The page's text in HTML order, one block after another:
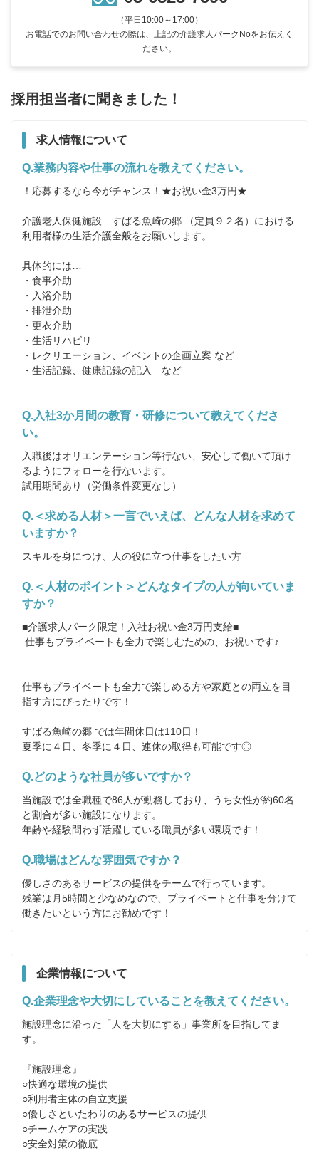
（平日10:00～17:00）
お電話でのお問い合わせの際は、上記の介護求人パークNoをお伝えく
ださい。
採用担当者に聞きました！
求人情報について
Q.業務内容や仕事の流れを教えてください。
！応募するなら今がチャンス！★お祝い金3万円★
介護老人保健施設　すばる魚崎の郷 （定員９２名）における
利用者様の生活介護全般をお願いします。
具体的には…
・食事介助
・入浴介助
・排泄介助
・更衣介助
・生活リハビリ
・レクリエーション、イベントの企画立案 など
・生活記録、健康記録の記入　など
Q.入社3か月間の教育・研修について教えてくださ
い。
入職後はオリエンテーション等行ない、安心して働いて頂け
るようにフォローを行ないます。
試用期間あり（労働条件変更なし）
Q.＜求める人材＞一言でいえば、どんな人材を求めて
いますか？
スキルを身につけ、人の役に立つ仕事をしたい方
Q.＜人材のポイント＞どんなタイプの人が向いていま
すか？
■介護求人パーク限定！入社お祝い金3万円支給■
仕事もプライベートも全力で楽しめる方や家庭との両立を目
指す方にぴったりです！
すばる魚崎の郷 では年間休日は110日！
夏季に４日、冬季に４日、連休の取得も可能です◎
Q.どのような社員が多いですか？
当施設では全職種で86人が勤務しており、うち女性が約60名
と割合が多い施設になります。
年齢や経験問わず活躍している職員が多い環境です！
Q.職場はどんな雰囲気ですか？
優しさのあるサービスの提供をチームで行っています。
残業は月5時間と少なめなので、プライベートと仕事を分けて
働きたいという方にお勧めです！
企業情報について
Q.企業理念や大切にしていることを教えてください。
施設理念に沿った「人を大切にする」事業所を目指してま
す。
『施設理念』
○快適な環境の提供
○利用者主体の自立支援
○優しさといたわりのあるサービスの提供
○チームケアの実践
○安全対策の徹底